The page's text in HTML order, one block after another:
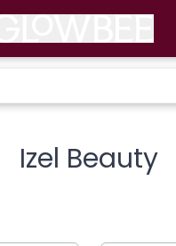
Izel Beauty